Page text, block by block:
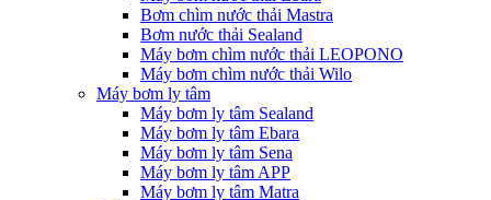
Bơm chìm nước thải Mastra
Bơm nước thải Sealand
Máy bơm chìm nước thải LEOPONO
Máy bơm chìm nước thải Wilo
Máy bơm ly tâm
Máy bơm ly tâm Sealand
Máy bơm ly tâm Ebara
Máy bơm ly tâm Sena
Máy bơm ly tâm APP
Máy bơm ly tâm Matra